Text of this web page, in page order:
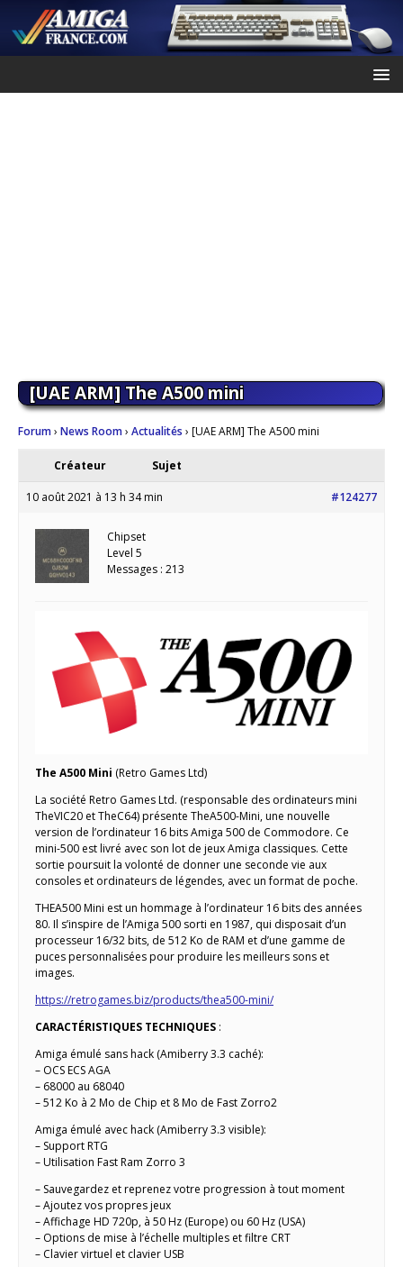
[UAE ARM] The A500 mini
Forum› News Room› Actualités › [UAE ARM] The A500 mini
Créateur Sujet
10 août 2021 à 13 h 34 min #124277
Chipset
Level 5
Messages : 213
The A500 Mini (Retro Games Ltd)
La société Retro Games Ltd. (responsable des ordinateurs mini
TheVIC20 et TheC64) présente TheA500-Mini, une nouvelle
version de l’ordinateur 16 bits Amiga 500 de Commodore. Ce
mini-500 est livré avec son lot de jeux Amiga classiques. Cette
sortie poursuit la volonté de donner une seconde vie aux
consoles et ordinateurs de légendes, avec un format de poche.
THEA500 Mini est un hommage à l’ordinateur 16 bits des années
80. Il s’inspire de l’Amiga 500 sorti en 1987, qui disposait d’un
processeur 16/32 bits, de 512 Ko de RAM et d’une gamme de
puces personnalisées pour produire les meilleurs sons et
images.
https://retrogames.biz/products/thea500-mini/
CARACTÉRISTIQUES TECHNIQUES :
Amiga émulé sans hack (Amiberry 3.3 caché):
– OCS ECS AGA
– 68000 au 68040
– 512 Ko à 2 Mo de Chip et 8 Mo de Fast Zorro2
Amiga émulé avec hack (Amiberry 3.3 visible):
– Support RTG
– Utilisation Fast Ram Zorro 3
– Sauvegardez et reprenez votre progression à tout moment
– Ajoutez vos propres jeux
– Affichage HD 720p, à 50 Hz (Europe) ou 60 Hz (USA)
– Options de mise à l’échelle multiples et filtre CRT
– Clavier virtuel et clavier USB